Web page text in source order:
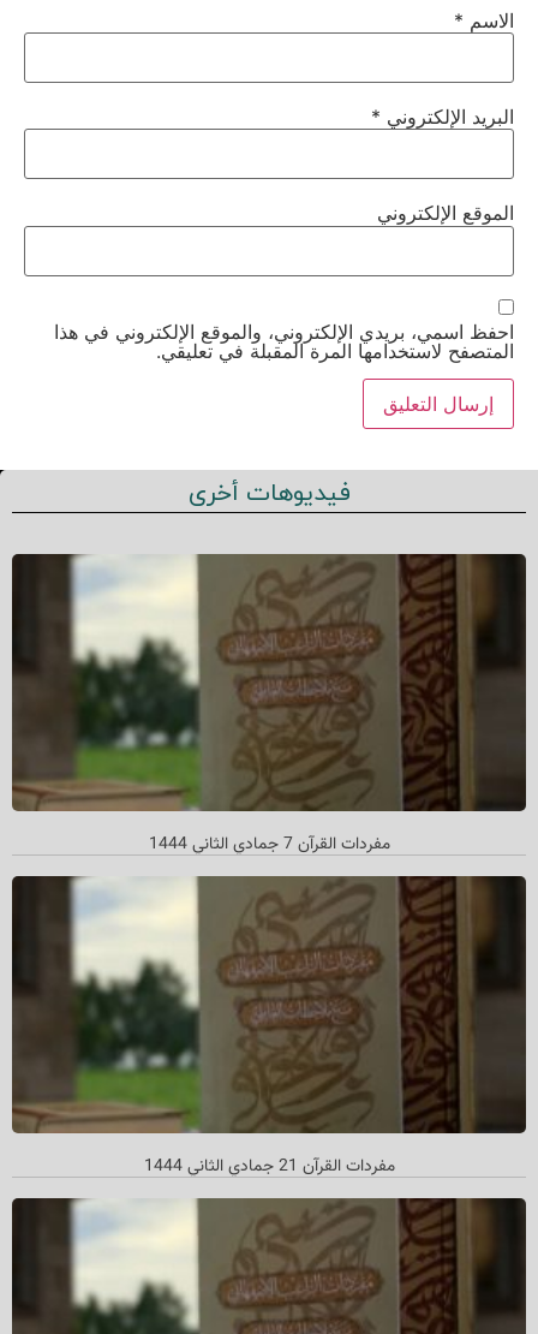
الاسم *
البريد الإلكتروني *
الموقع الإلكتروني
احفظ اسمي، بريدي الإلكتروني، والموقع الإلكتروني في هذا
المتصفح لاستخدامها المرة المقبلة في تعليقي.
فيديوهات أخرى
مفردات القرآن 7 جمادي الثاني 1444
مفردات القرآن 21 جمادي الثاني 1444